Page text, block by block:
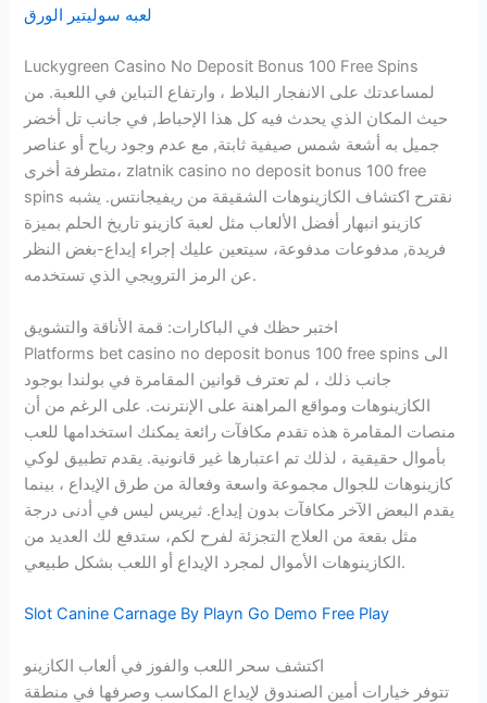
لعبه سوليتير الورق
Luckygreen Casino No Deposit Bonus 100 Free Spins
لمساعدتك على الانفجار البلاط ، وارتفاع التباين في اللعبة. من
حيث المكان الذي يحدث فيه كل هذا الإحباط, في جانب تل أخضر
جميل به أشعة شمس صيفية ثابتة, مع عدم وجود رياح أو عناصر
متطرفة أخرى، zlatnik casino no deposit bonus 100 free
spins نقترح اكتشاف الكازينوهات الشقيقة من ريفيجانتس. يشبه
كازينو انبهار أفضل الألعاب مثل لعبة كازينو تاريخ الحلم بميزة
فريدة, مدفوعات مدفوعة، سيتعين عليك إجراء إيداع-بغض النظر
عن الرمز الترويجي الذي تستخدمه.
اختبر حظك في الباكارات: قمة الأناقة والتشويق
Platforms bet casino no deposit bonus 100 free spins الى
جانب ذلك ، لم تعترف قوانين المقامرة في بولندا بوجود
الكازينوهات ومواقع المراهنة على الإنترنت. على الرغم من أن
منصات المقامرة هذه تقدم مكافآت رائعة يمكنك استخدامها للعب
بأموال حقيقية ، لذلك تم اعتبارها غير قانونية. يقدم تطبيق لوكي
كازينوهات للجوال مجموعة واسعة وفعالة من طرق الإيداع ، بينما
يقدم البعض الآخر مكافآت بدون إيداع. ثيريس ليس في أدنى درجة
مثل بقعة من العلاج التجزئة لفرح لكم، ستدفع لك العديد من
الكازينوهات الأموال لمجرد الإيداع أو اللعب بشكل طبيعي.
Slot Canine Carnage By Playn Go Demo Free Play
اكتشف سحر اللعب والفوز في ألعاب الكازينو
تتوفر خيارات أمين الصندوق لإيداع المكاسب وصرفها في منطقة